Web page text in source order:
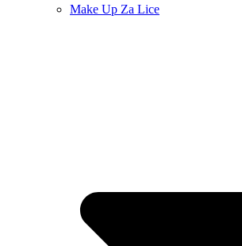
Make Up Za Lice